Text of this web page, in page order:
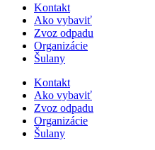
Kontakt
Ako vybaviť
Zvoz odpadu
Organizácie
Šulany
Kontakt
Ako vybaviť
Zvoz odpadu
Organizácie
Šulany